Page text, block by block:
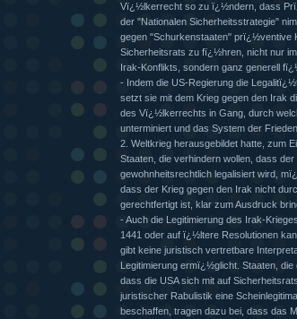
Vï¿½lkerrecht so zu ï¿½ndern, dass
der "Nationalen Sicherheitsstrategie"
gegen "Schurkenstaaten" prï¿½ventive
Sicherheitsrats zu fï¿½hren, nicht nur
Irak-Konflikts, sondern ganz generell
- Indem die US-Regierung die
setzt sie mit dem Krieg gegen den Irak
des Vï¿½lkerrechts in Gang, durch
unterminiert und das System der
2. Weltkrieg herausgebildet hatte, zum
Staaten, die verhindern wollen, dass
gewohnheitsrechtlich legalisiert wird,
dass der Krieg gegen den Irak nicht
gerechtfertigt ist, klar zum Ausdruck
- Auch die Legitimierung des Irak-
1441 oder auf ï¿½ltere Resolutionen
gibt keine juristisch vertretbare
Legitimierung ermï¿½glicht. Staaten, die
dass die USA sich mit auf
juristischer Rabulistik eine
beschaffen, tragen dazu bei, dass das